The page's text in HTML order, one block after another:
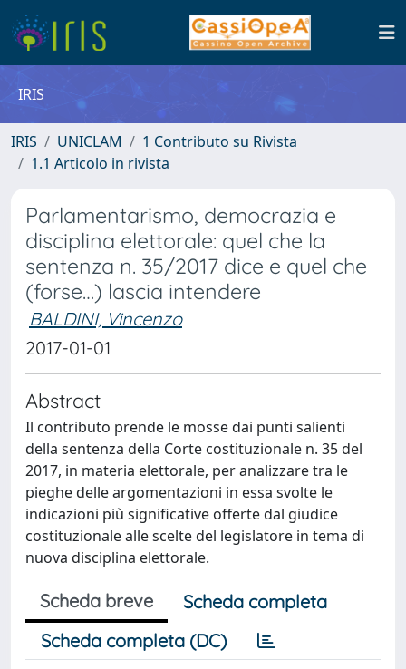
IRIS
IRIS UNICLAM
1 Contributo su Rivista
1.1 Articolo in rivista
Parlamentarismo, democrazia e
disciplina elettorale: quel che la
sentenza n. 35/2017 dice e quel che
(forse…) lascia intendere
BALDINI, Vincenzo
2017-01-01
Abstract
Il contributo prende le mosse dai punti salienti
della sentenza della Corte costituzionale n. 35 del
2017, in materia elettorale, per analizzare tra le
pieghe delle argomentazioni in essa svolte le
indicazioni più significative offerte dal giudice
costituzionale alle scelte del legislatore in tema di
nuova disciplina elettorale.
Scheda breve
Scheda completa
Scheda completa (DC)